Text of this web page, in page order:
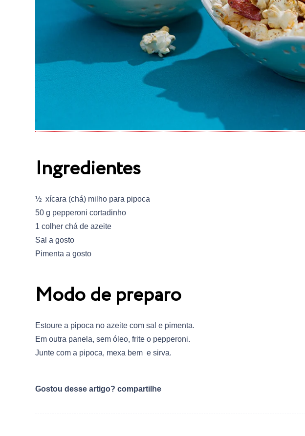
Ingredientes
½ xícara (chá) milho para pipoca
50 g pepperoni cortadinho
1 colher chá de azeite
Sal a gosto
Pimenta a gosto
Modo de preparo
Estoure a pipoca no azeite com sal e pimenta.
Em outra panela, sem óleo, frite o pepperoni.
Junte com a pipoca, mexa bem e sirva.
Gostou desse artigo? compartilhe